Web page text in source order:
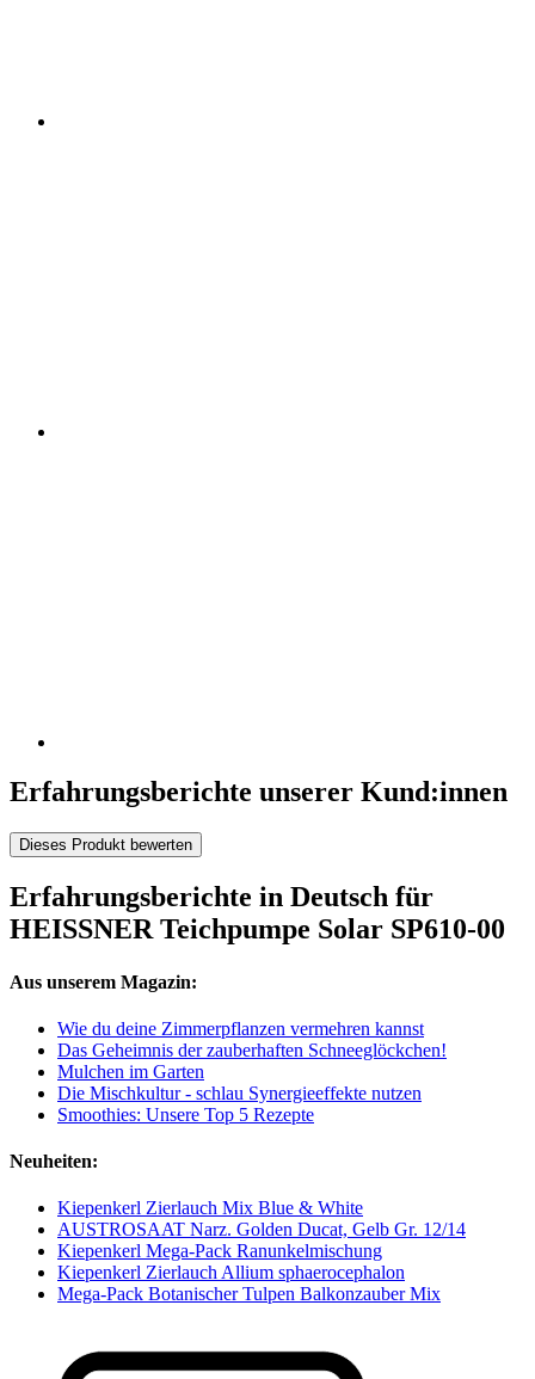
Erfahrungsberichte unserer Kund:innen
Dieses Produkt bewerten
Erfahrungsberichte in Deutsch für
HEISSNER Teichpumpe Solar SP610-00
Aus unserem Magazin:
Wie du deine Zimmerpflanzen vermehren kannst
Das Geheimnis der zauberhaften Schneeglöckchen!
Mulchen im Garten
Die Mischkultur - schlau Synergieeffekte nutzen
Smoothies: Unsere Top 5 Rezepte
Neuheiten:
Kiepenkerl Zierlauch Mix Blue & White
AUSTROSAAT Narz. Golden Ducat, Gelb Gr. 12/14
Kiepenkerl Mega-Pack Ranunkelmischung
Kiepenkerl Zierlauch Allium sphaerocephalon
Mega-Pack Botanischer Tulpen Balkonzauber Mix